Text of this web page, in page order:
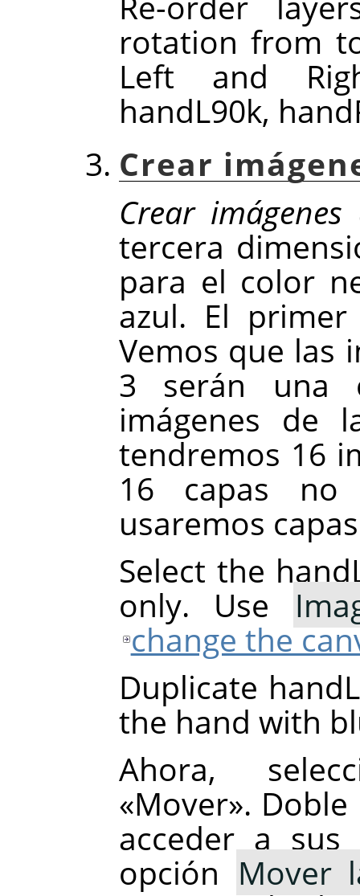
rotation from
Left and
handL90k,
Crear
Crear
tercera
para el color
azul. El
Vemos que las
3 serán una
imágenes de
tendremos 16
16 capas no
usaremos
Select the
only. Use
change the
Duplicate
the hand with
Ahora,
«Mover».
acceder a sus
opción Mover